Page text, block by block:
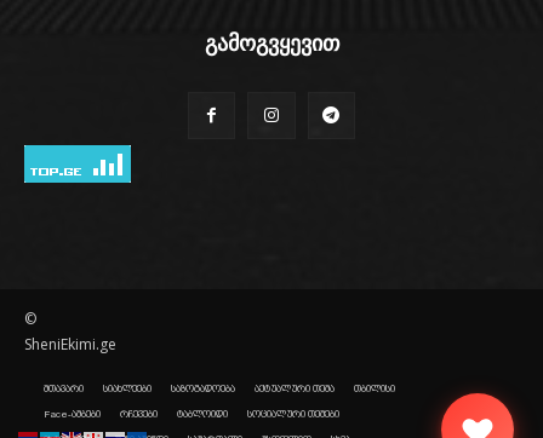
გამოგვყევით
©
SheniEkimi.ge
მთავარი სიახლეები საზოგადოება აქტუალური თემა თბილისი
Face-ამბები რჩევები ტაბლოიდი სოციალური თემები